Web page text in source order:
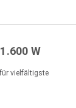
W
vielfältigste